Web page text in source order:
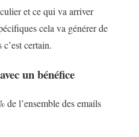
et ce qui va arriver
cela va générer de
certain.
un bénéfice
de l’ensemble des emails